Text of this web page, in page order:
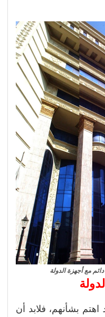
مع أجهزة الدولة
بشأنهم، فلابد أن